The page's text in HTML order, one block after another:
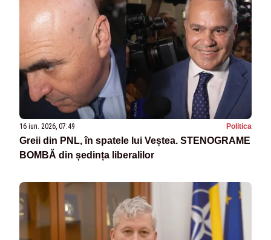
16 iun. 2026, 07:49 Politica
Greii din PNL, în spatele lui Veștea. STENOGRAME
BOMBĂ din ședința liberalilor